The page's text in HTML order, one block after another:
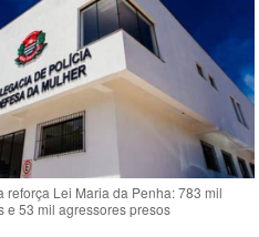
reforça Lei Maria da Penha: 783 mil
e 53 mil agressores presos